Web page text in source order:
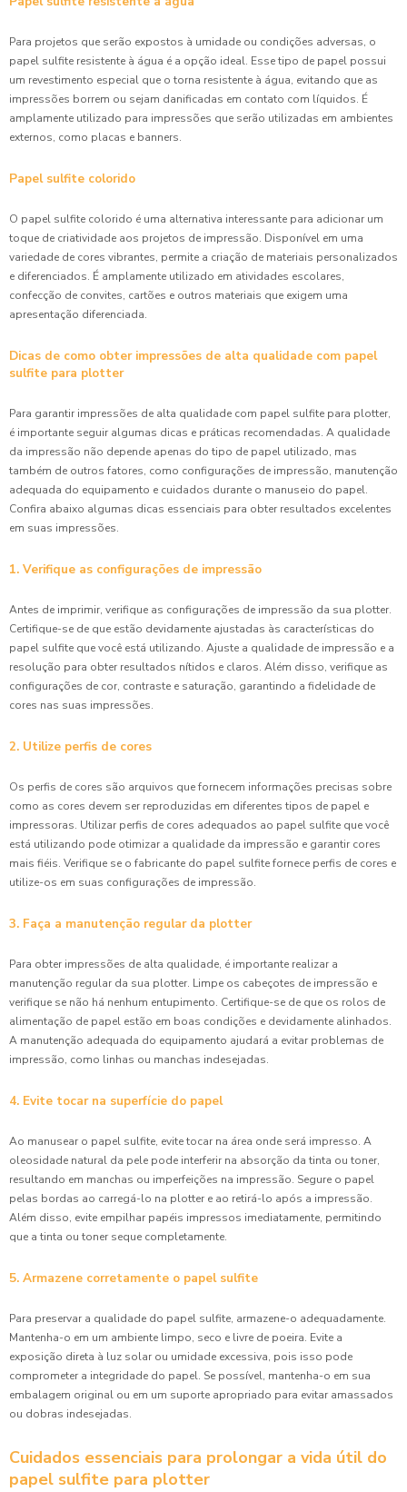
Para projetos que serão expostos à umidade ou condições adversas, o
papel sulfite resistente à água é a opção ideal. Esse tipo de papel possui
um revestimento especial que o torna resistente à água, evitando que as
impressões borrem ou sejam danificadas em contato com líquidos. É
amplamente utilizado para impressões que serão utilizadas em ambientes
externos, como placas e banners.
Papel sulfite colorido
O papel sulfite colorido é uma alternativa interessante para adicionar um
toque de criatividade aos projetos de impressão. Disponível em uma
variedade de cores vibrantes, permite a criação de materiais personalizados
e diferenciados. É amplamente utilizado em atividades escolares,
confecção de convites, cartões e outros materiais que exigem uma
apresentação diferenciada.
Dicas de como obter impressões de alta qualidade com papel
sulfite para plotter
Para garantir impressões de alta qualidade com papel sulfite para plotter,
é importante seguir algumas dicas e práticas recomendadas. A qualidade
da impressão não depende apenas do tipo de papel utilizado, mas
também de outros fatores, como configurações de impressão, manutenção
adequada do equipamento e cuidados durante o manuseio do papel.
Confira abaixo algumas dicas essenciais para obter resultados excelentes
em suas impressões.
1. Verifique as configurações de impressão
Antes de imprimir, verifique as configurações de impressão da sua plotter.
Certifique-se de que estão devidamente ajustadas às características do
papel sulfite que você está utilizando. Ajuste a qualidade de impressão e a
resolução para obter resultados nítidos e claros. Além disso, verifique as
configurações de cor, contraste e saturação, garantindo a fidelidade de
cores nas suas impressões.
2. Utilize perfis de cores
Os perfis de cores são arquivos que fornecem informações precisas sobre
como as cores devem ser reproduzidas em diferentes tipos de papel e
impressoras. Utilizar perfis de cores adequados ao papel sulfite que você
está utilizando pode otimizar a qualidade da impressão e garantir cores
mais fiéis. Verifique se o fabricante do papel sulfite fornece perfis de cores e
utilize-os em suas configurações de impressão.
3. Faça a manutenção regular da plotter
Para obter impressões de alta qualidade, é importante realizar a
manutenção regular da sua plotter. Limpe os cabeçotes de impressão e
verifique se não há nenhum entupimento. Certifique-se de que os rolos de
alimentação de papel estão em boas condições e devidamente alinhados.
A manutenção adequada do equipamento ajudará a evitar problemas de
impressão, como linhas ou manchas indesejadas.
4. Evite tocar na superfície do papel
Ao manusear o papel sulfite, evite tocar na área onde será impresso. A
oleosidade natural da pele pode interferir na absorção da tinta ou toner,
resultando em manchas ou imperfeições na impressão. Segure o papel
pelas bordas ao carregá-lo na plotter e ao retirá-lo após a impressão.
Além disso, evite empilhar papéis impressos imediatamente, permitindo
que a tinta ou toner seque completamente.
5. Armazene corretamente o papel sulfite
Para preservar a qualidade do papel sulfite, armazene-o adequadamente.
Mantenha-o em um ambiente limpo, seco e livre de poeira. Evite a
exposição direta à luz solar ou umidade excessiva, pois isso pode
comprometer a integridade do papel. Se possível, mantenha-o em sua
embalagem original ou em um suporte apropriado para evitar amassados
ou dobras indesejadas.
Cuidados essenciais para prolongar a vida útil do
papel sulfite para plotter